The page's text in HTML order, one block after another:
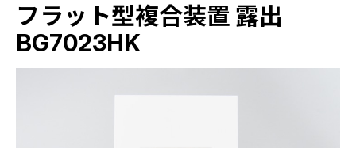
フラット型複合装置 露出
BG7023HK